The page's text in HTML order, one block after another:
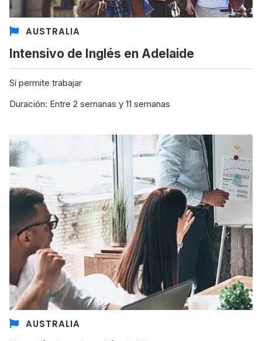
8 ciudades para tomar cursos de inglés
intensivo
Estudia Business en Auckland
Estudia Desarrollo Web en Toronto
AUSTRALIA
Intensivo de Inglés en Adelaide
Sí permite trabajar
Duración: Entre 2 semanas y 11 semanas
AUSTRALIA